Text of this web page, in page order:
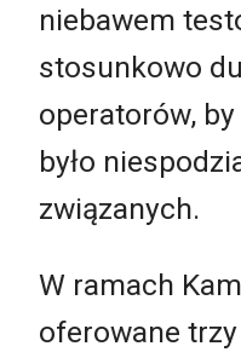
niebawem
stosunkowo
operatorów,
było
związanych.
W ramach
oferowane